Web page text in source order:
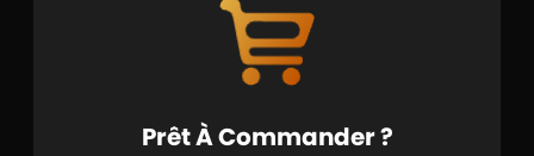
Prêt À Commander ?